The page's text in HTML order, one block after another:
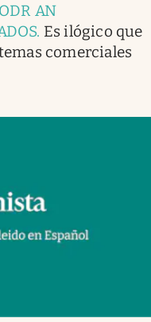
AN
. Es ilógico que
comerciales